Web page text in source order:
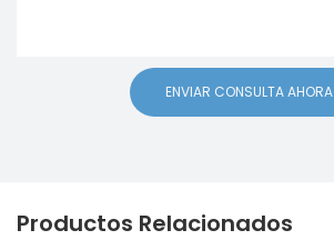
ENVIAR CONSULTA AHORA
Productos Relacionados